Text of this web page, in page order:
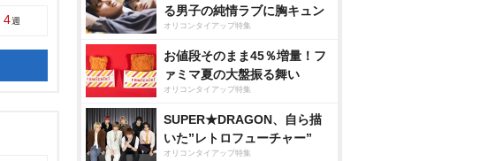
4週
る男子の純情ラブに胸キュン
オリコンタイアップ特集
お値段そのまま45％増量！フ
ァミマ夏の大盤振る舞い
オリコンタイアップ特集
SUPER★DRAGON、自ら描
いた”レトロフューチャー”
オリコンタイアップ特集